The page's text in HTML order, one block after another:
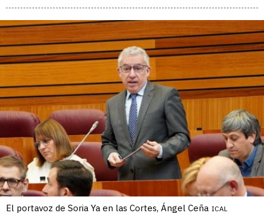
El portavoz de Soria Ya en las Cortes, Ángel Ceña ICAL